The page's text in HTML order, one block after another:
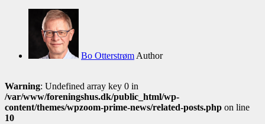
Bo Otterstrøm Author
Warning: Undefined array key 0 in
/var/www/foreningshus.dk/public_html/wp-
content/themes/wpzoom-prime-news/related-posts.php on line
10